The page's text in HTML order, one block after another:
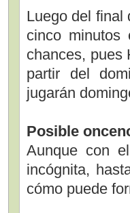
Luego del final
cinco minutos
chances, pues
partir del
jugarán
Posible
Aunque con
incógnita,
cómo puede